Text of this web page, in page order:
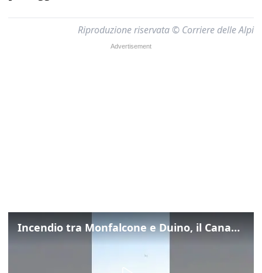
Riproduzione riservata © Corriere delle Alpi
Incendio tra Monfalcone e Duino, il Canadair in azione per fermare le fiamme sul fronte dell’A4